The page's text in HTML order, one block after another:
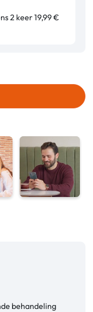
2 keer 19,99 €
behandeling